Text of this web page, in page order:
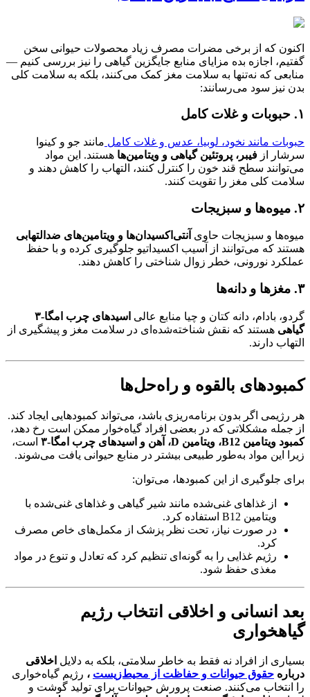
اکنون که از برخی مضرات مصرف زیاد محصولات حیوانی سخن
گفتیم، اجازه بده مزایای منابع جایگزین گیاهی را نیز بررسی کنیم —
منابعی که نه‌تنها به سلامت مغز کمک می‌کنند، بلکه به سلامت کلی
بدن نیز سود می‌رسانند:
۱. حبوبات و غلات کامل
حبوبات مانند نخود، لوبیا، عدس و غلات کامل مانند جو و کینوا
سرشار از فیبر، پروتئین گیاهی و ویتامین‌ها هستند. این مواد
می‌توانند سطح قند خون را کنترل کنند، التهاب را کاهش دهند و
سلامت کلی مغز را تقویت کنند.
۲. میوه‌ها و سبزیجات
میوه‌ها و سبزیجات حاوی آنتی‌اکسیدان‌ها و ویتامین‌های ضدالتهابی
هستند که می‌توانند از آسیب اکسیداتیو جلوگیری کرده و با حفظ
عملکرد نورونی، خطر زوال شناختی را کاهش دهند.
۳. مغزها و دانه‌ها
گردو، بادام، دانه کتان و چیا منابع عالی
اسیدهای چرب امگا-۳
گیاهی هستند که نقش شناخته‌شده‌ای در سلامت مغز و پیشگیری از
التهاب دارند.
کمبودهای بالقوه و راه‌حل‌ها
هر رژیمی اگر بدون برنامه‌ریزی باشد، می‌تواند کمبودهایی ایجاد کند.
از جمله مشکلاتی که در بعضی افراد گیاه‌خوار ممکن است رخ دهد،
کمبود ویتامین B12، ویتامین D، آهن و اسیدهای چرب امگا-۳
است،
زیرا این مواد به‌طور طبیعی بیشتر در منابع حیوانی یافت می‌شوند.
برای جلوگیری از این کمبودها، می‌توان:
از غذاهای غنی‌شده مانند شیر گیاهی و غذاهای غنی‌شده با
ویتامین B12 استفاده کرد.
در صورت نیاز، تحت نظر پزشک از مکمل‌های خاص مصرف
کرد.
رژیم غذایی را به گونه‌ای تنظیم کرد که تعادل و تنوع در مواد
مغذی حفظ شود.
بعد انسانی و اخلاقی انتخاب رژیم
گیاهخواری
بسیاری از افراد نه فقط به خاطر سلامتی، بلکه به دلایل اخلاقی
درباره حقوق حیوانات و حفاظت از محیط‌زیست ، رژیم گیاه‌خواری
را انتخاب می‌کنند. صنعت پرورش حیوانات برای تولید گوشت و